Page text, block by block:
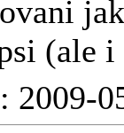
(ale i
2009-